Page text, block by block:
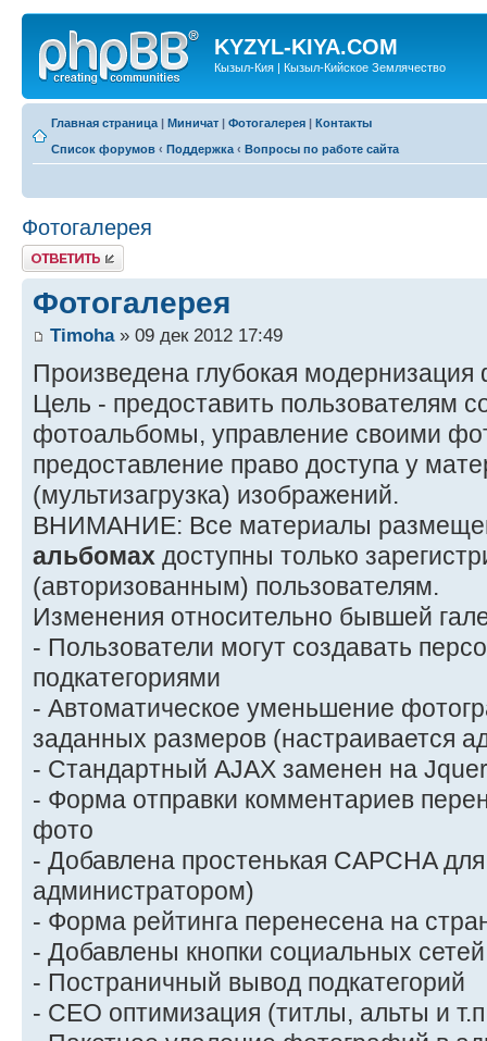
KYZYL-KIYA.COM
Кызыл-Кия | Кызыл-Кийское Землячество
Главная страница | Миничат | Фотогалерея | Контакты
Список форумов ‹ Поддержка ‹ Вопросы по работе сайта
Фотогалерея
Ответить
Фотогалерея
Timoha» 09 дек 2012 17:49
Произведена глубокая модернизация
Цель - предоставить пользователям
фотоальбомы, управление своими
предоставление право доступа у
(мультизагрузка) изображений.
ВНИМАНИЕ: Все материалы
альбомах доступны только
(авторизованным) пользователям.
Изменения относительно бывшей
- Пользователи могут создавать
подкатегориями
- Автоматическое уменьшение
заданных размеров (настраивается
- Стандартный AJAX заменен на
- Форма отправки комментариев
фото
- Добавлена простенькая CAPCHA
администратором)
- Форма рейтинга перенесена на
- Добавлены кнопки социальных сетей
- Постраничный вывод подкатегорий
- СЕО оптимизация (титлы, альты и